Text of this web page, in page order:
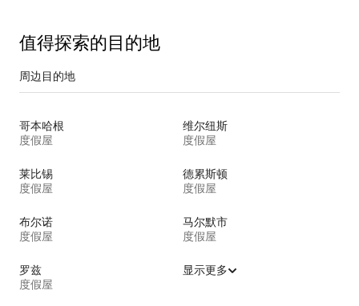
值得探索的目的地
周边目的地
哥本哈根
度假屋
维尔纽斯
度假屋
莱比锡
度假屋
德累斯顿
度假屋
布尔诺
度假屋
马尔默市
度假屋
罗兹
度假屋
显示更多